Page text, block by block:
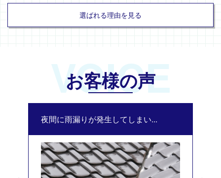
選ばれる理由を見る
VOICE
お客様の声
夜間に雨漏りが発生してしまい...